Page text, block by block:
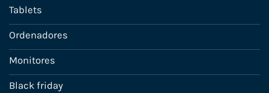
Tablets
Ordenadores
Monitores
Black friday